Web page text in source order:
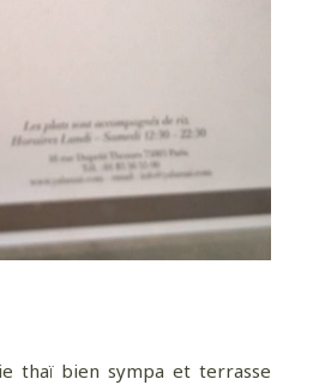
thaï bien sympa et terrasse
de bonnes adresses, de
la rue et au bout du monde,
sur Instagram!